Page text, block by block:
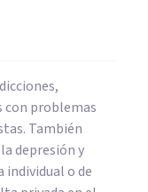
con problemas
También
depresión y
individual o de